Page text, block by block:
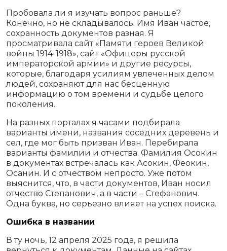
Пробовала ли я изучать вопрос раньше?
Конечно, но не складывалось. Имя Иван частое,
сохранность документов разная. Я
просматривала сайт «Памяти героев Великой
войны 1914-1918», сайт «Офицеры русской
императорской армии» и другие ресурсы,
которые, благодаря усилиям увлеченных делом
людей, сохраняют для нас бесценную
информацию о том времени и судьбе целого
поколения.
На разных порталах я часами подбирала
варианты имени, названия соседних деревень и
сел, где мог быть призван Иван. Перебирала
варианты фамилии и отчества. Фамилия Осокин
в документах встречалась как Асокин, Феокин,
Осанин. И с отчеством непросто. Уже потом
выяснится, что, в части документов, Иван носил
отчество Степанович, а в части – Стефанович.
Одна буква, но серьезно влияет на успех поиска.
Ошибка в названии
В ту ночь, 12 апреля 2025 года, я решила